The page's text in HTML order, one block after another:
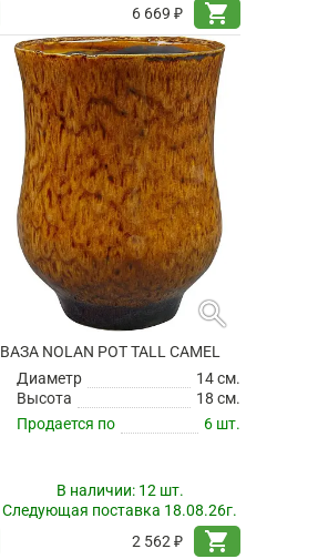
6 669 ₽
shopping_cart
search
ВАЗА NOLAN POT TALL CAMEL
Диаметр
14 см.
Высота
18 см.
Продается по
6 шт.
В наличии: 12 шт.
Следующая поставка 18.08.26г.
2 562 ₽
shopping_cart